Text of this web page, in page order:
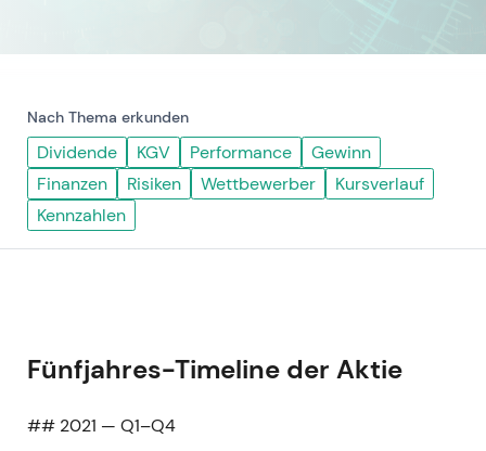
Nach Thema erkunden
Dividende KGV Performance
Gewinn
Finanzen
Risiken Wettbewerber
Kursverlauf
Kennzahlen
Fünfjahres-Timeline der Aktie
## 2021 — Q1–Q4